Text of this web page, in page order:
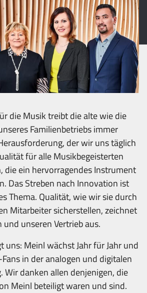
die Musik treibt die alte wie die
Familienbetriebs immer
der wir uns täglich
für alle Musikbegeisterten
die ein hervorragendes Instrument
Das Streben nach Innovation ist
Thema. Qualität, wie wir sie durch
Mitarbeiter sicherstellen, zeichnet
unseren Vertrieb aus.
uns: Meinl wächst Jahr für Jahr und
in der analogen und digitalen
Wir danken allen denjenigen, die
Meinl beteiligt waren und sind.